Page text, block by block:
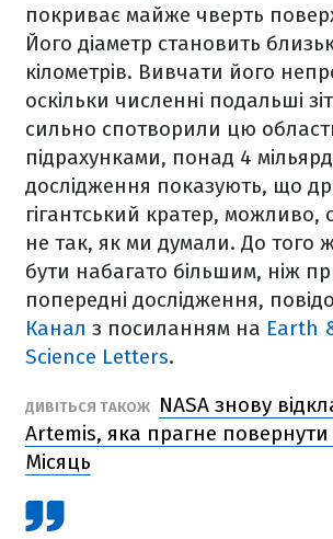
покриває майже чверть
Його діаметр становить
кілометрів. Вивчати його
оскільки численні подальші
сильно спотворили цю
підрахунками, понад 4
дослідження показують, що
гігантський кратер, можливо,
не так, як ми думали. До того
бути набагато більшим, ніж
попередні дослідження,
Канал з посиланням на Earth
Science Letters.
ДИВІТЬСЯ ТАКОЖ
NASA знову
Artemis, яка прагне
Місяць